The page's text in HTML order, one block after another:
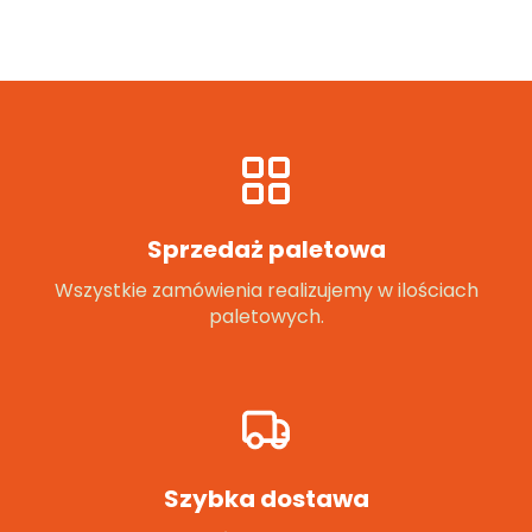
Sprzedaż paletowa
Wszystkie zamówienia realizujemy w ilościach
paletowych.
Szybka dostawa